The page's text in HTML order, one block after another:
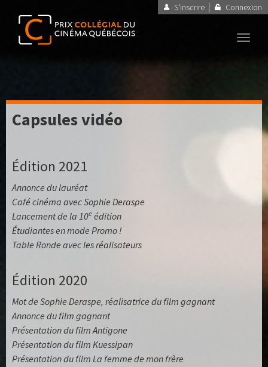
S'inscrire | Connexion
Capsules vidéo
Édition 2021
Annonce du lauréat
Café cinéma avec Sophie Deraspe
Lancement de la 10e édition
Étudiantes en mode Promo !
Table Ronde avec les réalisateurs
Édition 2020
Mot de Sophie Deraspe, réalisatrice du film gagnant
Annonce du film gagnant
Présentation du film Antigone
Présentation du film Kuessipan
Présentation du film La femme de mon frère